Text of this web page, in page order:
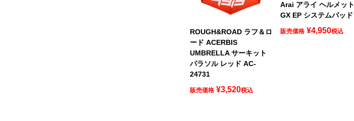
ROUGH&ROAD ラフ＆ロ
ード ACERBIS
UMBRELLA サーキット
パラソル レッド AC-
24731
販売価格 ¥3,520税込
Arai アライ ヘルメット
GX EP システムパッド
販売価格 ¥4,950税込